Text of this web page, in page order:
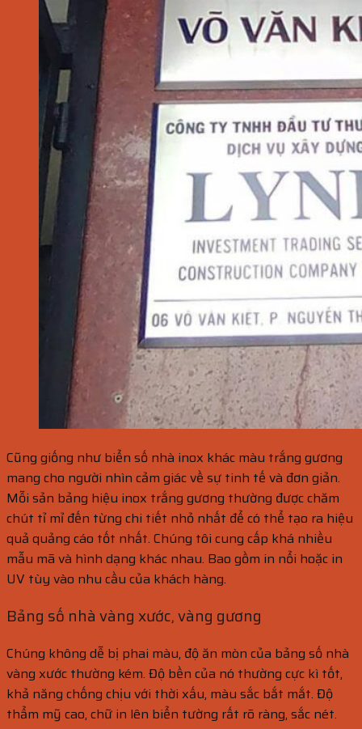
Cũng giống như biển số nhà inox khác màu trắng gương
mang cho người nhìn cảm giác về sự tinh tế và đơn giản.
Mỗi sản bảng hiệu inox trắng gương thường được chăm
chút tỉ mỉ đến từng chi tiết nhỏ nhất để có thể tạo ra hiệu
quả quảng cáo tốt nhất. Chúng tôi cung cấp khá nhiều
mẫu mã và hình dạng khác nhau. Bao gồm in nổi hoặc in
UV tùy vào nhu cầu của khách hàng.
Bảng số nhà vàng xước, vàng gương
Chúng không dễ bị phai màu, độ ăn mòn của bảng số nhà
vàng xước thường kém. Độ bền của nó thường cực kì tốt,
khả năng chống chịu với thời xấu, màu sắc bắt mắt. Độ
thẩm mỹ cao, chữ in lên biển tường rất rõ ràng, sắc nét.